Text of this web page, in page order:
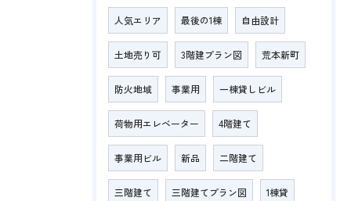
人気エリア 最後の1棟 自由設計
土地売り可 3階建プラン図 荒本新町
防火地域 事業用 一棟貸しビル
荷物用エレベーター 4階建て
事業用ビル 新品 二階建て
三階建て 三階建てプラン図 1棟貸